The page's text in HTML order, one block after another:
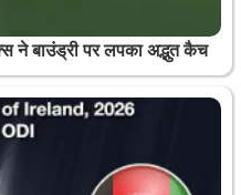
बाउंड्री पर लपका अद्भुत कैच